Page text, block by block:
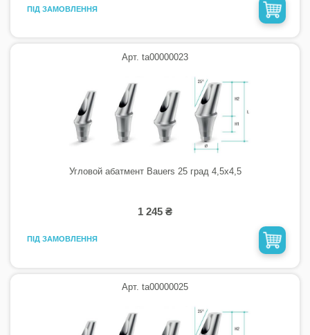
ПІД ЗАМОВЛЕННЯ
Арт. ta00000023
Угловой абатмент Bauers 25 град 4,5х4,5
1 245 ₴
ПІД ЗАМОВЛЕННЯ
Арт. ta00000025